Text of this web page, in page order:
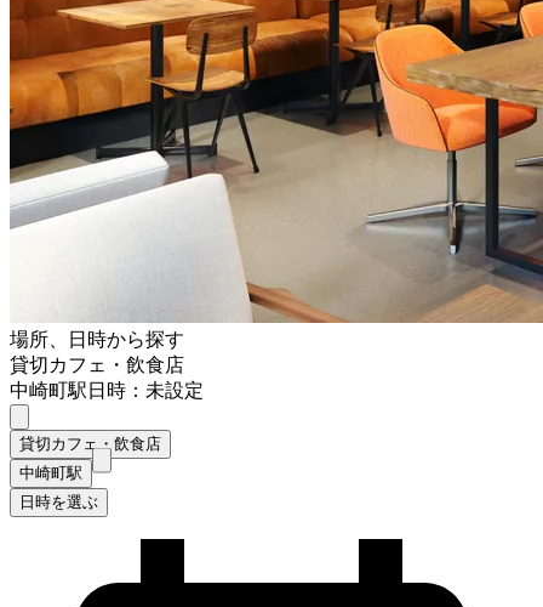
場所、日時から探す
貸切カフェ・飲食店
中崎町駅日時：未設定
貸切カフェ・飲食店
中崎町駅
日時を選ぶ